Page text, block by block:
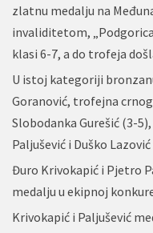
zlatnu medalju na
invaliditetom,
klasi 6-7, a do trofeja
U istoj kategoriji
Goranović, trofejna
Slobodanka Gurešić (3-
Paljušević i Duško
Đuro Krivokapić i Pjetro
medalju u ekipnoj
Krivokapić i Paljušević